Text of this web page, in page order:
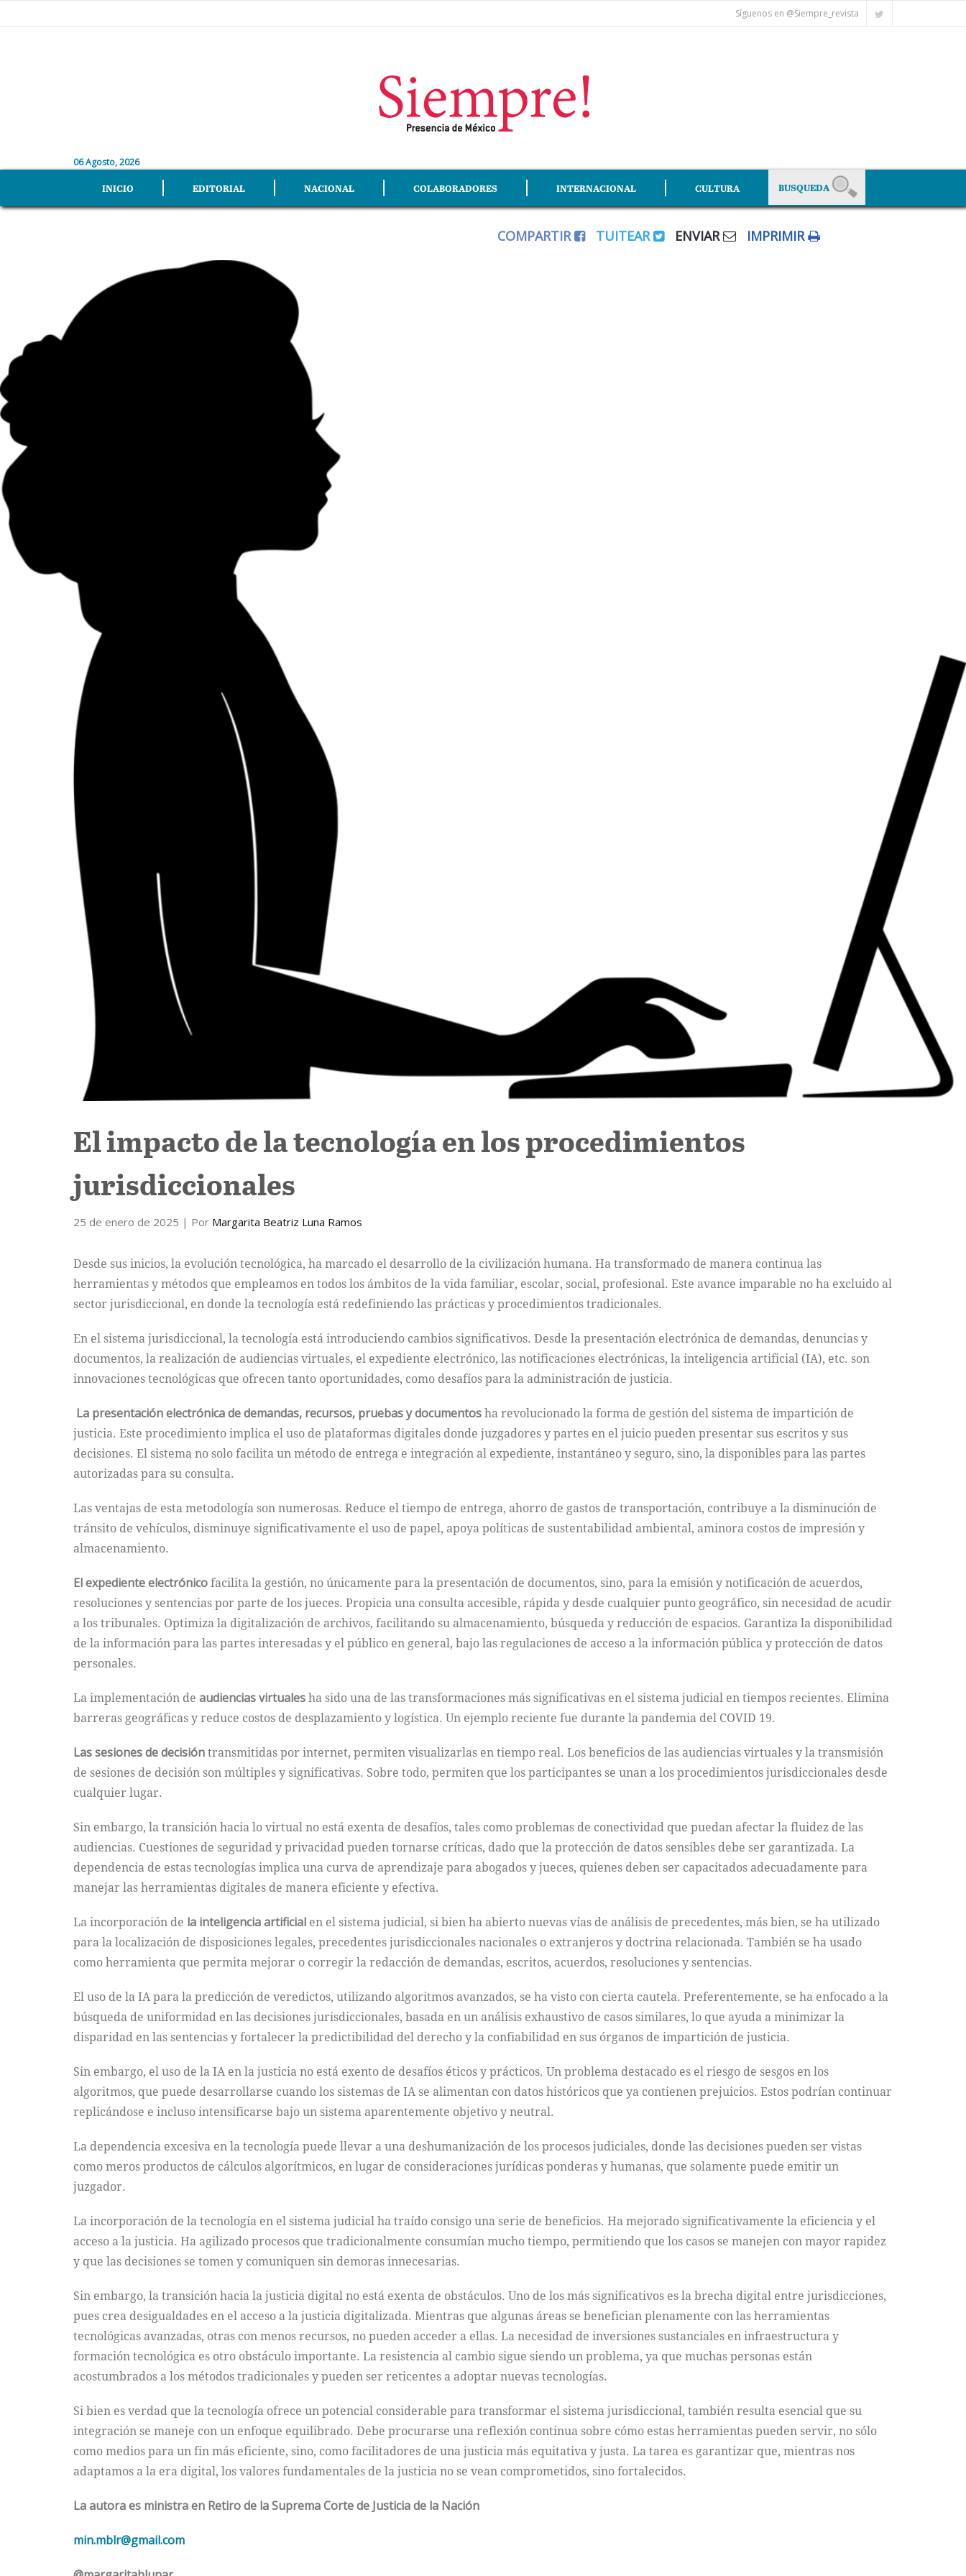
Síguenos en @Siempre_revista
06 Agosto, 2026
INICIO EDITORIAL NACIONAL COLABORADORES INTERNACIONAL CULTURA
COMPARTIR TUITEAR ENVIAR IMPRIMIR
El impacto de la tecnología en los procedimientos
jurisdiccionales
25 de enero de 2025 | Por Margarita Beatriz Luna Ramos
Desde sus inicios, la evolución tecnológica, ha marcado el desarrollo de la civilización humana. Ha transformado de manera continua las
herramientas y métodos que empleamos en todos los ámbitos de la vida familiar, escolar, social, profesional. Este avance imparable no ha excluido al
sector jurisdiccional, en donde la tecnología está redefiniendo las prácticas y procedimientos tradicionales.
En el sistema jurisdiccional, la tecnología está introduciendo cambios significativos. Desde la presentación electrónica de demandas, denuncias y
documentos, la realización de audiencias virtuales, el expediente electrónico, las notificaciones electrónicas, la inteligencia artificial (IA), etc. son
innovaciones tecnológicas que ofrecen tanto oportunidades, como desafíos para la administración de justicia.
La presentación electrónica de demandas, recursos, pruebas y documentosha revolucionado la forma de gestión del sistema de impartición de
justicia. Este procedimiento implica el uso de plataformas digitales donde juzgadores y partes en el juicio pueden presentar sus escritos y sus
decisiones. El sistema no solo facilita un método de entrega e integración al expediente, instantáneo y seguro, sino, la disponibles para las partes
autorizadas para su consulta.
Las ventajas de esta metodología son numerosas. Reduce el tiempo de entrega, ahorro de gastos de transportación, contribuye a la disminución de
tránsito de vehículos, disminuye significativamente el uso de papel, apoya políticas de sustentabilidad ambiental, aminora costos de impresión y
almacenamiento.
El expediente electrónicofacilita la gestión, no únicamente para la presentación de documentos, sino, para la emisión y notificación de acuerdos,
resoluciones y sentencias por parte de los jueces. Propicia una consulta accesible, rápida y desde cualquier punto geográfico, sin necesidad de acudir
a los tribunales. Optimiza la digitalización de archivos, facilitando su almacenamiento, búsqueda y reducción de espacios. Garantiza la disponibilidad
de la información para las partes interesadas y el público en general, bajo las regulaciones de acceso a la información pública y protección de datos
personales.
La implementación de audiencias virtualesha sido una de las transformaciones más significativas en el sistema judicial en tiempos recientes. Elimina
barreras geográficas y reduce costos de desplazamiento y logística. Un ejemplo reciente fue durante la pandemia del COVID 19.
Las sesiones de decisióntransmitidas por internet, permiten visualizarlas en tiempo real. Los beneficios de las audiencias virtuales y la transmisión
de sesiones de decisión son múltiples y significativas. Sobre todo, permiten que los participantes se unan a los procedimientos jurisdiccionales desde
cualquier lugar.
Sin embargo, la transición hacia lo virtual no está exenta de desafíos, tales como problemas de conectividad que puedan afectar la fluidez de las
audiencias. Cuestiones de seguridad y privacidad pueden tornarse críticas, dado que la protección de datos sensibles debe ser garantizada. La
dependencia de estas tecnologías implica una curva de aprendizaje para abogados y jueces, quienes deben ser capacitados adecuadamente para
manejar las herramientas digitales de manera eficiente y efectiva.
La incorporación de la inteligencia artificial en el sistema judicial, si bien ha abierto nuevas vías de análisis de precedentes, más bien, se ha utilizado
para la localización de disposiciones legales, precedentes jurisdiccionales nacionales o extranjeros y doctrina relacionada. También se ha usado
como herramienta que permita mejorar o corregir la redacción de demandas, escritos, acuerdos, resoluciones y sentencias.
El uso de la IA para la predicción de veredictos, utilizando algoritmos avanzados, se ha visto con cierta cautela. Preferentemente, se ha enfocado a la
búsqueda de uniformidad en las decisiones jurisdiccionales, basada en un análisis exhaustivo de casos similares, lo que ayuda a minimizar la
disparidad en las sentencias y fortalecer la predictibilidad del derecho y la confiabilidad en sus órganos de impartición de justicia.
Sin embargo, el uso de la IA en la justicia no está exento de desafíos éticos y prácticos. Un problema destacado es el riesgo de sesgos en los
algoritmos, que puede desarrollarse cuando los sistemas de IA se alimentan con datos históricos que ya contienen prejuicios. Estos podrían continuar
replicándose e incluso intensificarse bajo un sistema aparentemente objetivo y neutral.
La dependencia excesiva en la tecnología puede llevar a una deshumanización de los procesos judiciales, donde las decisiones pueden ser vistas
como meros productos de cálculos algorítmicos, en lugar de consideraciones jurídicas ponderas y humanas, que solamente puede emitir un
juzgador.
La incorporación de la tecnología en el sistema judicial ha traído consigo una serie de beneficios. Ha mejorado significativamente la eficiencia y el
acceso a la justicia. Ha agilizado procesos que tradicionalmente consumían mucho tiempo, permitiendo que los casos se manejen con mayor rapidez
y que las decisiones se tomen y comuniquen sin demoras innecesarias.
Sin embargo, la transición hacia la justicia digital no está exenta de obstáculos. Uno de los más significativos es la brecha digital entre jurisdicciones,
pues crea desigualdades en el acceso a la justicia digitalizada. Mientras que algunas áreas se benefician plenamente con las herramientas
tecnológicas avanzadas, otras con menos recursos, no pueden acceder a ellas. La necesidad de inversiones sustanciales en infraestructura y
formación tecnológica es otro obstáculo importante. La resistencia al cambio sigue siendo un problema, ya que muchas personas están
acostumbrados a los métodos tradicionales y pueden ser reticentes a adoptar nuevas tecnologías.
Si bien es verdad que la tecnología ofrece un potencial considerable para transformar el sistema jurisdiccional, también resulta esencial que su
integración se maneje con un enfoque equilibrado. Debe procurarse una reflexión continua sobre cómo estas herramientas pueden servir, no sólo
como medios para un fin más eficiente, sino, como facilitadores de una justicia más equitativa y justa. La tarea es garantizar que, mientras nos
adaptamos a la era digital, los valores fundamentales de la justicia no se vean comprometidos, sino fortalecidos.
La autora es ministra en Retiro de la Suprema Corte de Justicia de la Nación
min.mblr@gmail.com